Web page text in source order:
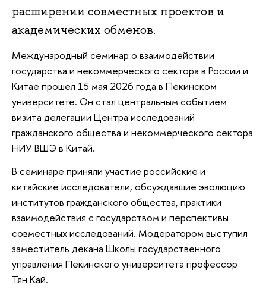
расширении совместных проектов и
академических обменов.
Международный семинар о взаимодействии
государства и некоммерческого сектора в России и
Китае прошел 15 мая 2026 года в Пекинском
университете. Он стал центральным событием
визита делегации Центра исследований
гражданского общества и некоммерческого сектора
НИУ ВШЭ в Китай.
В семинаре приняли участие российские и
китайские исследователи, обсуждавшие эволюцию
институтов гражданского общества, практики
взаимодействия с государством и перспективы
совместных исследований. Модератором выступил
заместитель декана Школы государственного
управления Пекинского университета профессор
Тян Кай.